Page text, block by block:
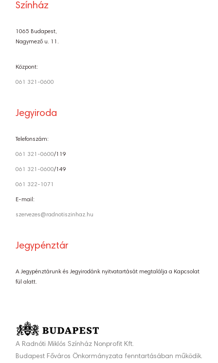
Színház
1065 Budapest,
Nagymező u. 11.
Központ:
061 321-0600
Jegyiroda
Telefonszám:
061 321-0600/119
061 321-0600/149
061 322-1071
E-mail:
szervezes@radnotiszinhaz.hu
Jegypénztár
A Jegypénztárunk és Jegyirodánk nyitvatartását megtalálja a Kapcsolat
fül alatt.
A Radnóti Miklós Színház Nonprofit Kft.
Budapest Főváros Önkormányzata fenntartásában működik.